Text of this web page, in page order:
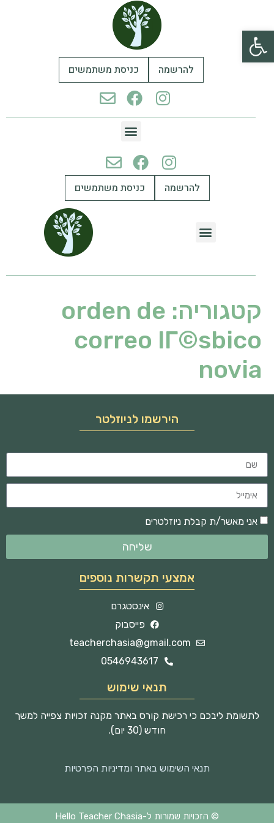
פתח סרגל נגישות
להרשמה כניסת משתמשים
להרשמה כניסת משתמשים
קטגוריה: orden de
correo lГ©sbico
novia
הירשמו לניוזלטר
אני מאשר/ת קבלת ניוזלטרים
שליחה
אמצעי תקשרות נוספים
אינסטגרם
פייסבוק
teacherchasia@gmail.com
0546943617
תנאי שימוש
לתשומת ליבכם כי רכישת קורס באתר מקנה זכויות צפייה למשך
חודש (30 יום).
תנאי השימוש באתר ומדיניות הפרטיות
© הזכויות שמורות ל-Hello Teacher Chasia